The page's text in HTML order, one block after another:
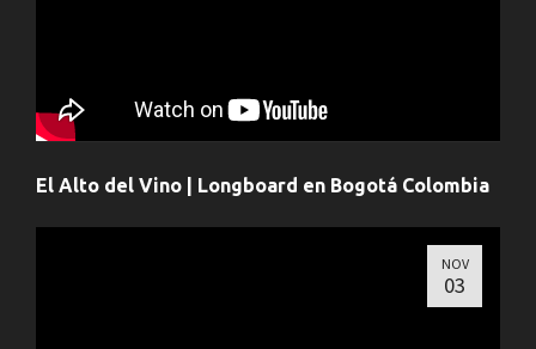
El Alto del Vino | Longboard en Bogotá Colombia
NOV
03